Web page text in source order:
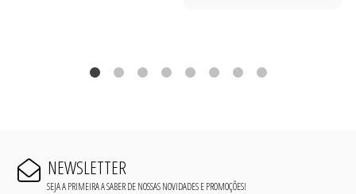
NEWSLETTER
SEJA A PRIMEIRA A SABER DE NOSSAS NOVIDADES E PROMOÇÕES!